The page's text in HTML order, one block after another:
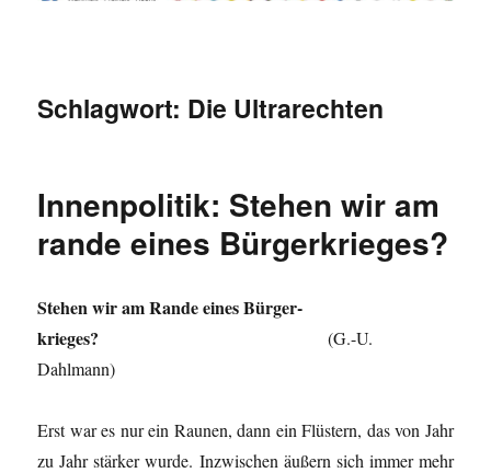
Schlagwort: Die Ultrarechten
Innenpolitik: Stehen wir am
rande eines Bürgerkrieges?
Stehen wir am Rande eines Bürger­
krieges? (G.-U.
Dahlmann)
Erst war es nur ein Raunen, dann ein Flüstern, das von Jahr
zu Jahr stärker wurde. Inzwischen äußern sich immer mehr